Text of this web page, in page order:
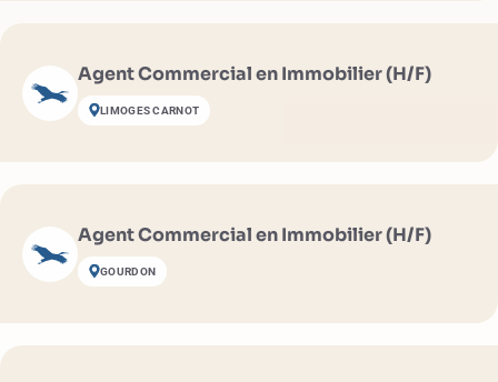
Agent Commercial en Immobilier (H/F)
LIMOGES CARNOT
Agent Commercial en Immobilier (H/F)
GOURDON